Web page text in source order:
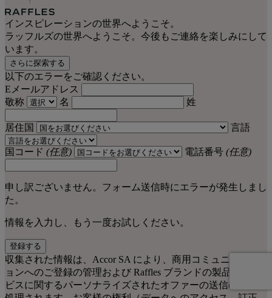
インスピレーションの世界へようこそ。
ラッフルズの世界へようこそ。今後もご連絡を楽しみにして
います。
さらに探索する
以下のエラーをご確認ください。
Eメールアドレス
敬称
名 姓
居住国 言語
国コード (任意) 電話番号 (任意)
申し訳ございません。フォーム送信時にエラーが発生しまし
た。
情報を入力し、もう一度お試しください。
登録する
収集された情報は、Accor SA により、商用コミュニケーシ
ョンへのご登録の管理および Raffles ブランドの製品・サー
ビスに関するパーソナライズされたオファーの送信のために